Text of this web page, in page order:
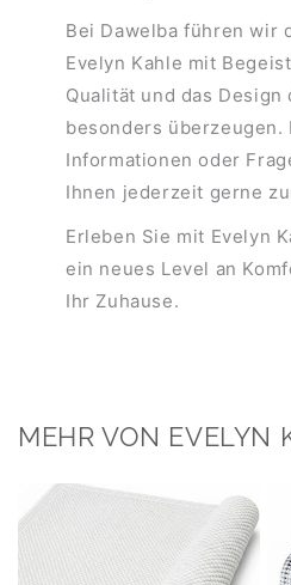
Bei Dawelba führen wir
Evelyn Kahle mit
Qualität und das
besonders überzeugen.
Informationen oder
Ihnen jederzeit gerne
Erleben Sie mit Evelyn
ein neues Level an
Ihr Zuhause.
MEHR VON EVELYN